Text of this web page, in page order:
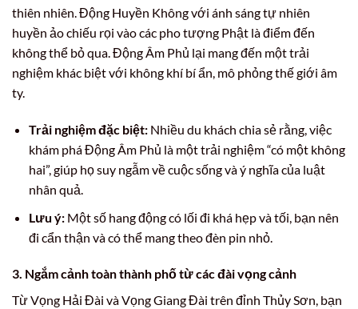
thiên nhiên. Động Huyền Không với ánh sáng tự nhiên
huyền ảo chiếu rọi vào các pho tượng Phật là điểm đến
không thể bỏ qua. Động Âm Phủ lại mang đến một trải
nghiệm khác biệt với không khí bí ẩn, mô phỏng thế giới âm
ty.
Trải nghiệm đặc biệt:Nhiều du khách chia sẻ rằng, việc
khám phá Động Âm Phủ là một trải nghiệm “có một không
hai”, giúp họ suy ngẫm về cuộc sống và ý nghĩa của luật
nhân quả.
Lưu ý:Một số hang động có lối đi khá hẹp và tối, bạn nên
đi cẩn thận và có thể mang theo đèn pin nhỏ.
3. Ngắm cảnh toàn thành phố từ các đài vọng cảnh
Từ Vọng Hải Đài và Vọng Giang Đài trên đỉnh Thủy Sơn, bạn